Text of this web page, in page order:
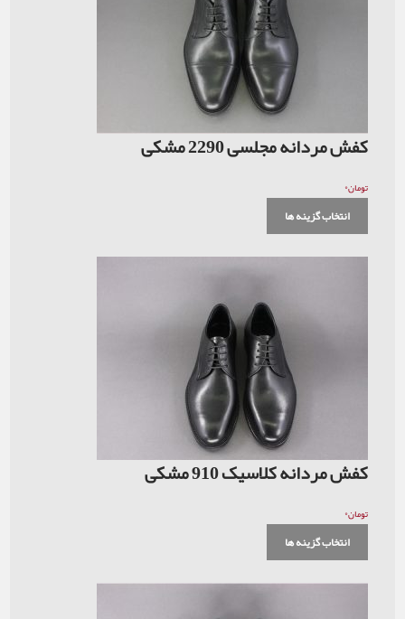
کفش مردانه مجلسی 2290 مشکی
تومان۰
انتخاب گزینه ها
کفش مردانه کلاسیک 910 مشکی
تومان۰
انتخاب گزینه ها